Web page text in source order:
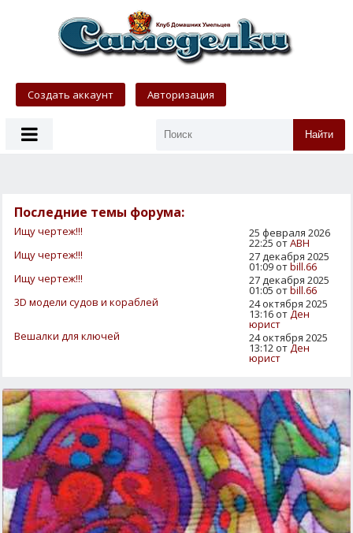
Создать аккаунт Авторизация
Найти
Последние темы форума:
Ищу чертеж!!! 25 февраля 2026
22:25 отАВН
Ищу чертеж!!!
27 декабря 2025
01:09 отbill.66
Ищу чертеж!!!
27 декабря 2025
01:05 отbill.66
3D модели судов и кораблей
24 октября 2025
13:16 отДен
юрист
Вешалки для ключей
24 октября 2025
13:12 отДен
юрист